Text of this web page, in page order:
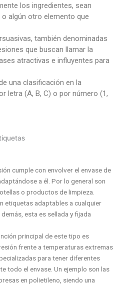
los ingredientes, sean
algún otro elemento que
también denominadas
que buscan llamar la
atractivas e influyentes para
una clasificación en la
letra (A, B, C) o por número (1,
cumple con envolver el envase de
a él. Por lo general son
o productos de limpieza.
etiquetas adaptables a cualquier
esta es sellada y fijada
principal de este tipo es
frente a temperaturas extremas
para tener diferentes
todo el envase. Un ejemplo son las
en polietileno, siendo una